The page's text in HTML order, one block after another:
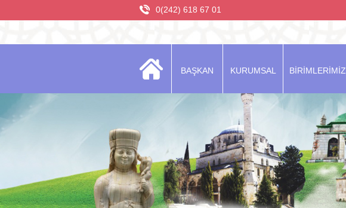
0(242) 618 67 01
BAŞKAN KURUMSAL BİRİMLERİMİZ